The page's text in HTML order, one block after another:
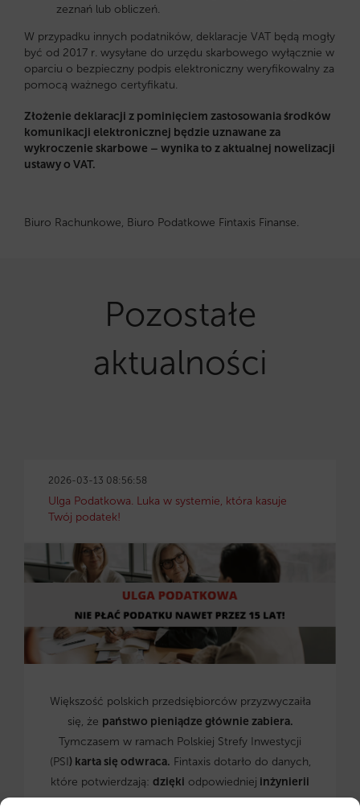
zeznań lub obliczeń.
W przypadku innych podatników, deklaracje VAT będą mogły
być od 2017 r. wysyłane do urzędu skarbowego wyłącznie w
oparciu o bezpieczny podpis elektroniczny weryfikowalny za
pomocą ważnego certyfikatu.
Złożenie deklaracji z pominięciem zastosowania środków
komunikacji elektronicznej będzie uznawane za
wykroczenie skarbowe – wynika to z aktualnej nowelizacji
ustawy o VAT.
Biuro Rachunkowe, Biuro Podatkowe Fintaxis Finanse.
Pozostałe
aktualności
2026-03-13 08:56:58
Ulga Podatkowa. Luka w systemie, która kasuje
Twój podatek!
Większość polskich przedsiębiorców przyzwyczaiła
się, że państwo pieniądze głównie zabiera.
Tymczasem w ramach Polskiej Strefy Inwestycji
(PSI) karta się odwraca. Fintaxis dotarło do danych,
które potwierdzają: dzięki odpowiedniej inżynierii
finansowejmożesznie płacić podatku